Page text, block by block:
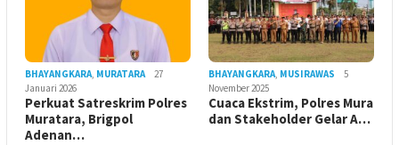
BHAYANGKARA, MURATARA
27
Januari 2026
Perkuat Satreskrim Polres
Muratara, Brigpol
Adenan…
BHAYANGKARA, MUSIRAWAS
5
November 2025
Cuaca Ekstrim, Polres Mura
dan Stakeholder Gelar A…